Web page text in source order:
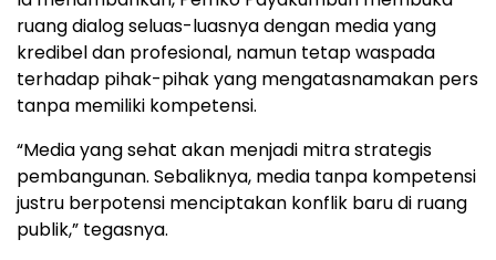
ruang dialog seluas-luasnya dengan media yang
kredibel dan profesional, namun tetap waspada
terhadap pihak-pihak yang mengatasnamakan pers
tanpa memiliki kompetensi.
“Media yang sehat akan menjadi mitra strategis
pembangunan. Sebaliknya, media tanpa kompetensi
justru berpotensi menciptakan konflik baru di ruang
publik,” tegasnya.